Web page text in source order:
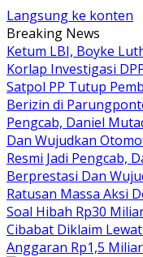
Langsung ke konten
Breaking News
Ketum LBI, Boyke
Korlap Investigasi
Satpol PP Tutup
Berizin di
Pengcab, Daniel
Dan Wujudkan
Resmi Jadi Pengcab,
Berprestasi Dan
Ratusan Massa Aksi
Soal Hibah Rp30
Cibabat Diklaim
Anggaran Rp1,5 Miliar